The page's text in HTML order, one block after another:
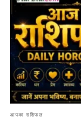
आपका राशिफल